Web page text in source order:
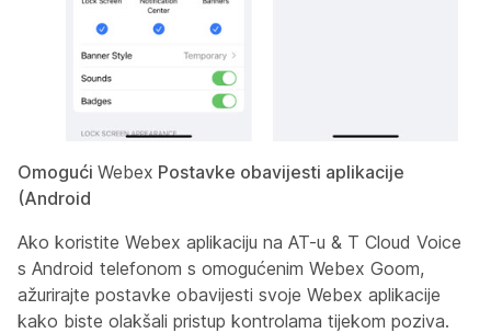
Omogući Webex Postavke obavijesti aplikacije
(Android
Ako koristite Webex aplikaciju na AT-u & T Cloud Voice
s Android telefonom s omogućenim Webex Goom,
ažurirajte postavke obavijesti svoje Webex aplikacije
kako biste olakšali pristup kontrolama tijekom poziva.